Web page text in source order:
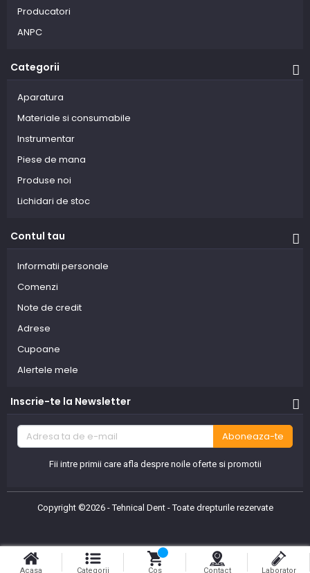
Producatori
ANPC
Categorii
Aparatura
Materiale si consumabile
Instrumentar
Piese de mana
Produse noi
Lichidari de stoc
Contul tau
Informatii personale
Comenzi
Note de credit
Adrese
Cupoane
Alertele mele
Inscrie-te la Newsletter
Aboneaza-te
Fii intre primii care afla despre noile oferte si promotii
Copyright ©2026 - Tehnical Dent - Toate drepturile rezervate
Acasa Categorii Cos Contact Laborator